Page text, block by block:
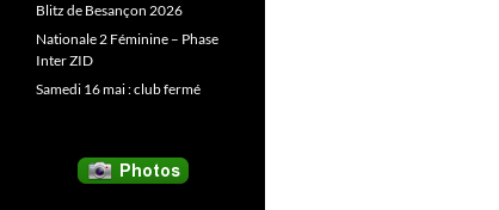
Blitz de Besançon 2026
Nationale 2 Féminine – Phase
Inter ZID
Samedi 16 mai : club fermé